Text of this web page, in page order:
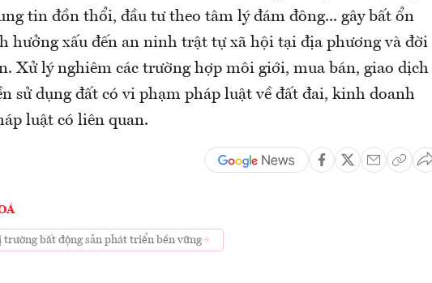
tin đồn thổi, đầu tư theo tâm lý đám đông... gây bất ổn
hưởng xấu đến an ninh trật tự xã hội tại địa phương và đời
Xử lý nghiêm các trường hợp môi giới, mua bán, giao dịch
sử dụng đất có vi phạm pháp luật về đất đai, kinh doanh
luật có liên quan.
bất động sản phát triển bền vững